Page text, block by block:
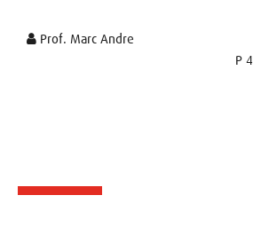
Prof. Marc Andre
P